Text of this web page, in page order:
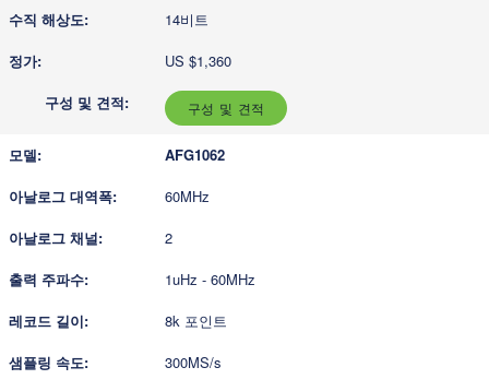
14비트
US $1,360
구성 및 견적
AFG1062
60MHz
2
1uHz - 60MHz
8k 포인트
300MS/s